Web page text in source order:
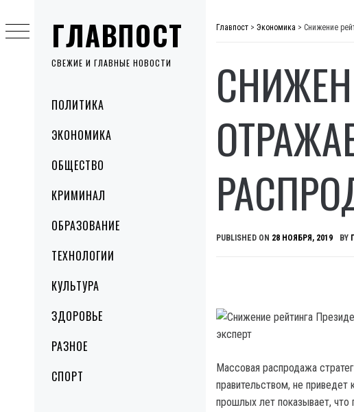
ГЛАВПОСТ
СВЕЖИЕ И ГЛАВНЫЕ НОВОСТИ
MenuПОЛИТИКА
ЭКОНОМИКА
ОБЩЕСТВО
КРИМИНАЛ
ОБРАЗОВАНИЕ
ТЕХНОЛОГИИ
КУЛЬТУРА
ЗДОРОВЬЕ
РАЗНОЕ
СПОРТ
to
content
Главпост > Экономика > Снижение
PUBLISHED ON 28 НОЯБРЯ, 2019 BY
Массовая распродажа
правительством, не приведет
прошлых лет показывает, что